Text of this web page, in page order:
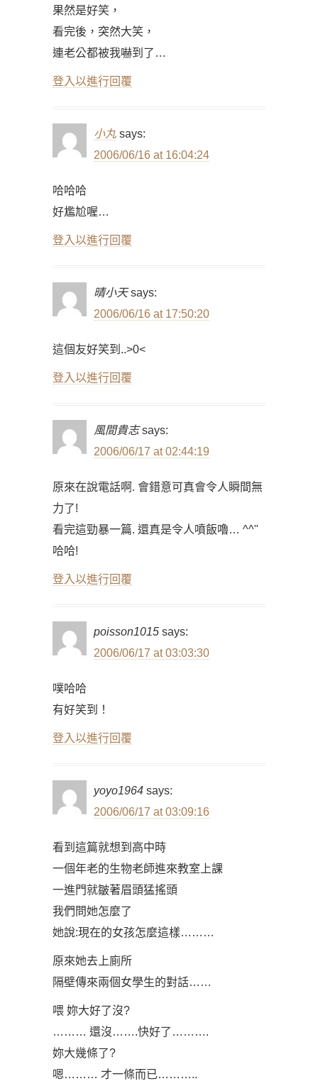
果然是好笑，
看完後，突然大笑，
連老公都被我嚇到了…
登入以進行回覆
小丸 says:
2006/06/16 at 16:04:24
哈哈哈
好尷尬喔…
登入以進行回覆
晴小天 says:
2006/06/16 at 17:50:20
這個友好笑到..>0<
登入以進行回覆
風間貴志 says:
2006/06/17 at 02:44:19
原來在說電話啊. 會錯意可真會令人瞬間無
力了!
看完這勁暴一篇. 還真是令人噴飯嚕… ^^"
哈哈!
登入以進行回覆
poisson1015 says:
2006/06/17 at 03:03:30
噗哈哈
有好笑到！
登入以進行回覆
yoyo1964 says:
2006/06/17 at 03:09:16
看到這篇就想到高中時
一個年老的生物老師進來教室上課
一進門就皺著眉頭猛搖頭
我們問她怎麼了
她說:現在的女孩怎麼這樣………
原來她去上廁所
隔壁傳來兩個女學生的對話……
喂 妳大好了沒?
……… 還沒…….快好了……….
妳大幾條了?
嗯……… 才一條而已………..